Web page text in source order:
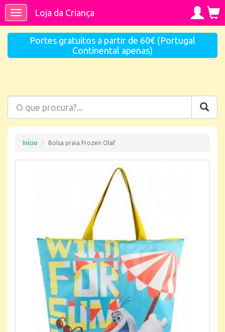
ToggleLoja da Criança
Portes gratuitos a partir de 60€ (Portugal
Continental apenas)
Início Bolsa praia Frozen Olaf